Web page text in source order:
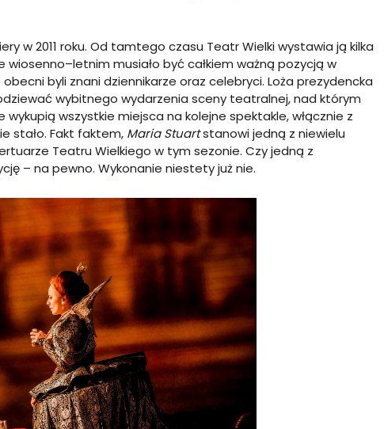
w 2011 roku. Od tamtego czasu Teatr Wielki wystawia ją kilka
wiosenno–letnim musiało być całkiem ważną pozycją w
byli znani dziennikarze oraz celebryci. Loża prezydencka
wybitnego wydarzenia sceny teatralnej, nad którym
wszystkie miejsca na kolejne spektakle, włącznie z
stało. Fakt faktem, Maria Stuartstanowi jedną z niewielu
Teatru Wielkiego w tym sezonie. Czy jedną z
– na pewno. Wykonanie niestety już nie.